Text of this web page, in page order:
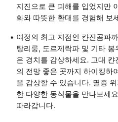
지진으로 큰 피해를 입었지만
화와 따뜻한 환대를 경험해 보
여정의 최고 지점인 캰진곰파
탕리룽, 도르제락파 및 기타
운 경치를 감상하세요. 고대
의 전망 좋은 곳까지 하이킹하
을 감상할 수 있습니다. 멸종
한 다양한 동식물을 만나보세
따라갑니다.